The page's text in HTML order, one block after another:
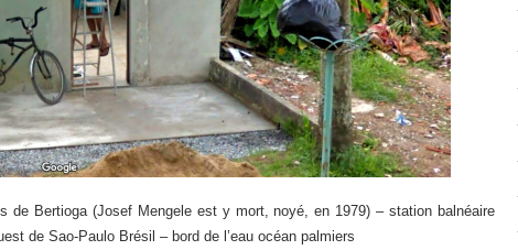
de Bertioga (Josef Mengele est y mort, noyé, en 1979) – station balnéaire
de Sao-Paulo Brésil – bord de l’eau océan palmiers